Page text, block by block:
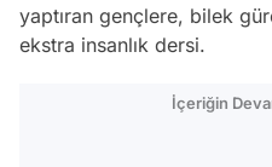
yaptıran gençlere, bilek
ekstra insanlık dersi.
İçeriğin